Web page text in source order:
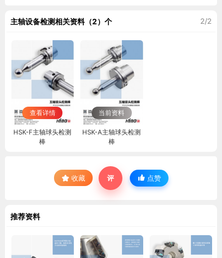
主轴设备检测相关资料（2）个 2/2
HSK-F主轴球头检测
棒
查看详情
HSK-A主轴球头检测
棒
当前资料
收藏 评 点赞
推荐资料